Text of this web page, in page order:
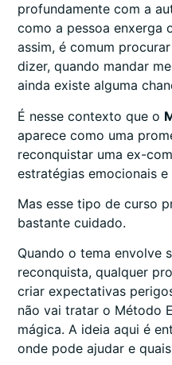
profundamente com a
como a pessoa enxerga
assim, é comum
dizer, quando mandar
ainda existe alguma
É nesse contexto que o
aparece como uma
reconquistar uma ex-
estratégias emocionais
Mas esse tipo de curso
bastante cuidado.
Quando o tema envolve
reconquista, qualquer
criar expectativas
não vai tratar o Método
mágica. A ideia aqui é
onde pode ajudar e